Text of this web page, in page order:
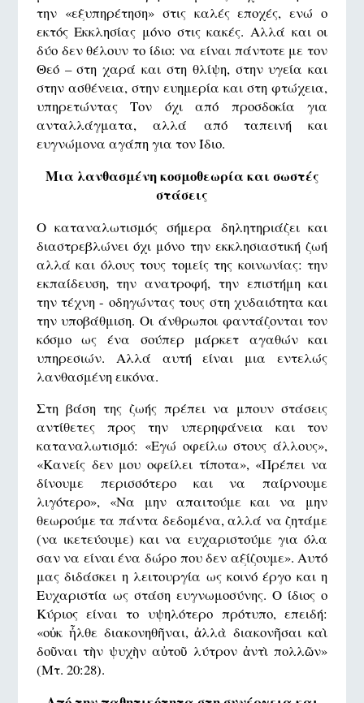
την «εξυπηρέτηση» στις καλές εποχές, ενώ ο
εκτός Εκκλησίας μόνο στις κακές. Αλλά και οι
δύο δεν θέλουν το ίδιο: να είναι πάντοτε με τον
Θεό – στη χαρά και στη θλίψη, στην υγεία και
στην ασθένεια, στην ευημερία και στη φτώχεια,
υπηρετώντας Τον όχι από προσδοκία για
ανταλλάγματα, αλλά από ταπεινή και
ευγνώμονα αγάπη για τον Ίδιο.
Μια λανθασμένη κοσμοθεωρία και σωστές
στάσεις
Ο καταναλωτισμός σήμερα δηλητηριάζει και
διαστρεβλώνει όχι μόνο την εκκλησιαστική ζωή
αλλά και όλους τους τομείς της κοινωνίας: την
εκπαίδευση, την ανατροφή, την επιστήμη και
την τέχνη - οδηγώντας τους στη χυδαιότητα και
την υποβάθμιση. Οι άνθρωποι φαντάζονται τον
κόσμο ως ένα σούπερ μάρκετ αγαθών και
υπηρεσιών. Αλλά αυτή είναι μια εντελώς
λανθασμένη εικόνα.
Στη βάση της ζωής πρέπει να μπουν στάσεις
αντίθετες προς την υπερηφάνεια και τον
καταναλωτισμό: «Εγώ οφείλω στους άλλους»,
«Κανείς δεν μου οφείλει τίποτα», «Πρέπει να
δίνουμε περισσότερο και να παίρνουμε
λιγότερο», «Να μην απαιτούμε και να μην
θεωρούμε τα πάντα δεδομένα, αλλά να ζητάμε
(να ικετεύουμε) και να ευχαριστούμε για όλα
σαν να είναι ένα δώρο που δεν αξίζουμε». Αυτό
μας διδάσκει η λειτουργία ως κοινό έργο και η
Ευχαριστία ως στάση ευγνωμοσύνης. Ο ίδιος ο
Κύριος είναι το υψηλότερο πρότυπο, επειδή:
«οὐκ ἦλθε διακονηθῆναι, ἀλλὰ διακονῆσαι καὶ
δοῦναι τὴν ψυχὴν αὐτοῦ λύτρον ἀντὶ πολλῶν»
(Μτ. 20:28).